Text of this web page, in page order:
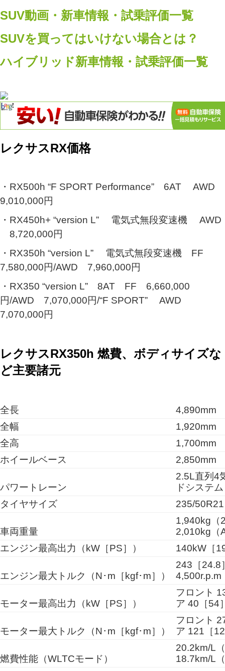
SUV動画・新車情報・試乗評価一覧
SUVを買ってはいけない場合とは？
ハイブリッド新車情報・試乗評価一覧
レクサスRX価格
・RX500h “F SPORT Performance” 6AT AWD
9,010,000円
・RX450h+ “version L” 電気式無段変速機 AWD
8,720,000円
・RX350h “version L” 電気式無段変速機 FF
7,580,000円/AWD 7,960,000円
・RX350 “version L” 8AT FF 6,660,000
円/AWD 7,070,000円/“F SPORT” AWD
7,070,000円
レクサスRX350h 燃費、ボディサイズな
ど主要諸元
全長
4,890mm
全幅
1,920mm
全高
1,700mm
ホイールベース
2,850mm
パワートレーン
2.5L直列4
ドシステ
タイヤサイズ
235/50R21
車両重量
1,940kg（
2,010kg（
エンジン最高出力（kW［PS］）
140kW［
エンジン最大トルク（N･m［kgf･m］）
243［24.8
4,500r.p.m
モーター最高出力（kW［PS］）
フロント
ア 40［54
モーター最大トルク（N･m［kgf･m］）
フロント
ア 121［
燃費性能（WLTCモード）
20.2km/L
18.7km/L